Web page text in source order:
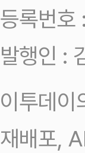
등록번
발행인 :
이투데이
재배포,